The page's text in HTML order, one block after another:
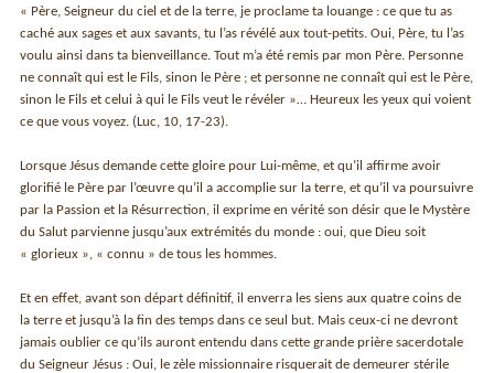
« Père, Seigneur du ciel et de la terre, je proclame ta louange : ce que tu as
caché aux sages et aux savants, tu l’as révélé aux tout-petits. Oui, Père, tu l’as
voulu ainsi dans ta bienveillance. Tout m’a été remis par mon Père. Personne
ne connaît qui est le Fils, sinon le Père ; et personne ne connaît qui est le Père,
sinon le Fils et celui à qui le Fils veut le révéler »… Heureux les yeux qui voient
ce que vous voyez. (Luc, 10, 17-23).
Lorsque Jésus demande cette gloire pour Lui-même, et qu’il affirme avoir
glorifié le Père par l’œuvre qu’il a accomplie sur la terre, et qu’il va poursuivre
par la Passion et la Résurrection, il exprime en vérité son désir que le Mystère
du Salut parvienne jusqu’aux extrémités du monde : oui, que Dieu soit
« glorieux », « connu » de tous les hommes.
Et en effet, avant son départ définitif, il enverra les siens aux quatre coins de
la terre et jusqu’à la fin des temps dans ce seul but. Mais ceux-ci ne devront
jamais oublier ce qu’ils auront entendu dans cette grande prière sacerdotale
du Seigneur Jésus : Oui, le zèle missionnaire risquerait de demeurer stérile